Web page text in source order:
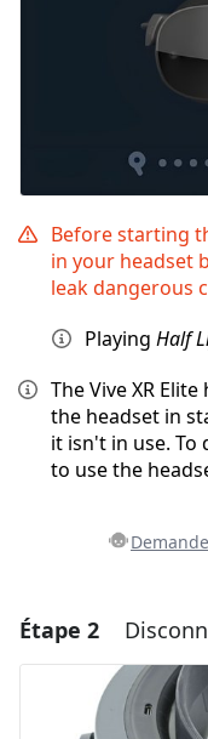
Before starting
in your headset
leak dangerous
Playing Half
The Vive XR
the headset in
it isn't in use.
to use the
Ajouter un
Étape 2